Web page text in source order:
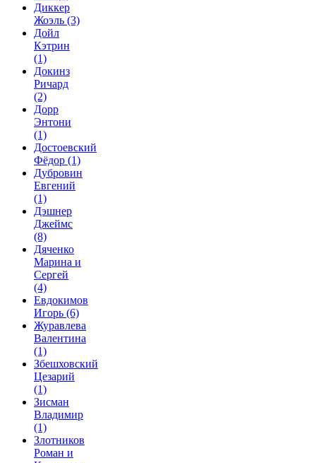
Диккер
Жоэль (3)
Дойл
Кэтрин
(1)
Докинз
Ричард
(2)
Дорр
Энтони
(1)
Достоевский
Фёдор (1)
Дубровин
Евгений
(1)
Дэшнер
Джеймс
(8)
Дяченко
Марина и
Сергей
(4)
Евдокимов
Игорь (6)
Журавлева
Валентина
(1)
Збешховский
Цезарий
(1)
Зисман
Владимир
(1)
Злотников
Роман и